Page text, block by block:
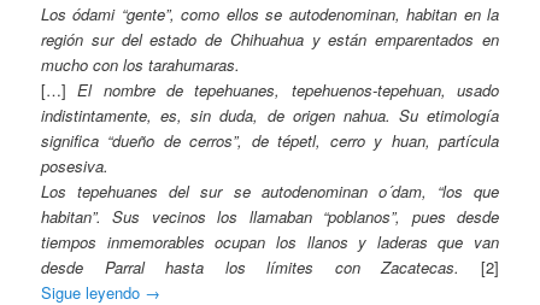
Los ódami “gente”, como ellos se autodenominan, habitan en la
región sur del estado de Chihuahua y están emparentados en
mucho con los tarahumaras.
[…]El nombre de tepehuanes, tepehuenos-tepehuan, usado
indistintamente, es, sin duda, de origen nahua. Su etimología
significa “dueño de cerros”, de tépetl, cerro y huan, partícula
posesiva.
Los tepehuanes del sur se autodenominan o´dam, “los que
habitan”. Sus vecinos los llamaban “poblanos”, pues desde
tiempos inmemorables ocupan los llanos y laderas que van
desde Parral hasta los límites con Zacatecas.
[2]
Sigue leyendo →